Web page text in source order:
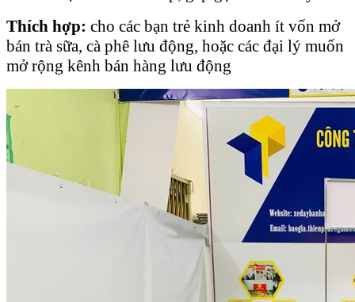
Thích hợp: cho các bạn trẻ kinh doanh ít vốn mở
bán trà sữa, cà phê lưu động, hoặc các đại lý muốn
mở rộng kênh bán hàng lưu động